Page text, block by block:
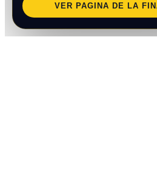
VER PAGINA DE LA